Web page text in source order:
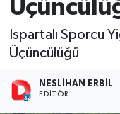
Ispartalı Sporcu
Üçüncülüğü
NESLIHAN ERBIL
EDITÖR
Son Dakika